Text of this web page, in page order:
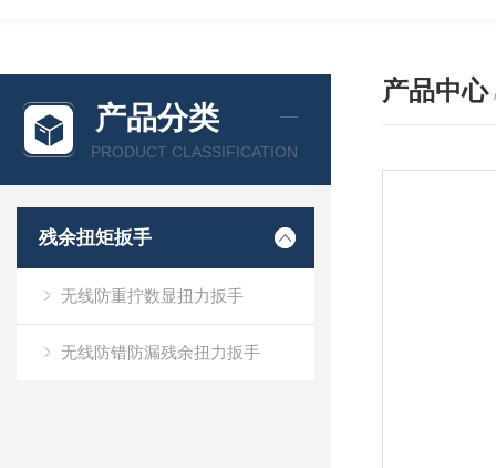
产品分类
PRODUCT CLASSIFICATION
残余扭矩扳手
无线防重拧数显扭力扳手
无线防错防漏残余扭力扳手
产品中心